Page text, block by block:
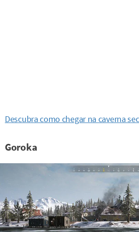
Descubra como chegar na caverna
Goroka